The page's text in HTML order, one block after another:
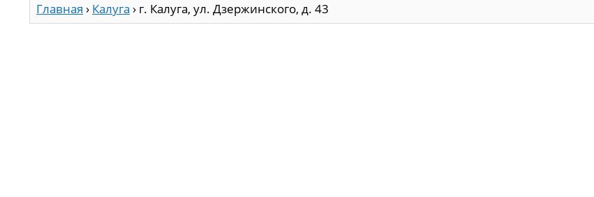
Главная › Калуга › г. Калуга, ул. Дзержинского, д. 43